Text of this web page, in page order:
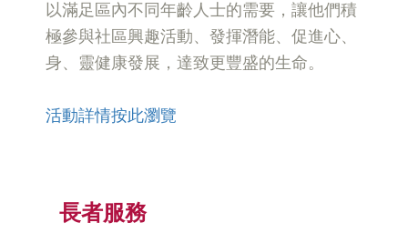
以滿足區內不同年齡人士的需要，讓他們積
極參與社區興趣活動、發揮潛能、促進心、
身、靈健康發展，達致更豐盛的生命。
活動詳情按此瀏覽
長者服務